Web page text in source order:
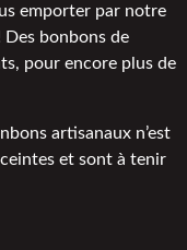
emporter par notre
Des bonbons de
pour encore plus de
artisanaux n’est
et sont à tenir